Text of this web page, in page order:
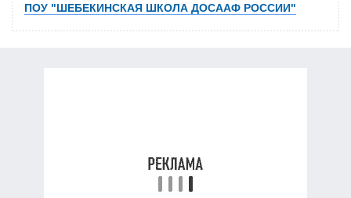
ПОУ "ШЕБЕКИНСКАЯ ШКОЛА ДОСААФ РОССИИ"